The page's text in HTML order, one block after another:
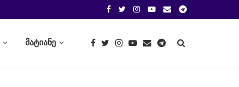
მატიანე